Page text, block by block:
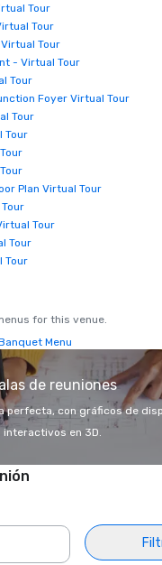
Tour
Tour
Tour
- Virtual Tour
Tour
Foyer Virtual Tour
Tour
Tour
Plan Virtual Tour
Tour
Tour
Tour
for this venue.
Menu
de reuniones
perfecta, con gráficos de
interactivos en 3D.